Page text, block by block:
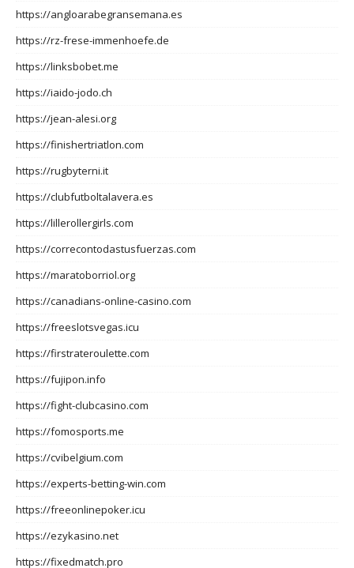
https://angloarabegransemana.es
https://rz-frese-immenhoefe.de
https://linksbobet.me
https://iaido-jodo.ch
https://jean-alesi.org
https://finishertriatlon.com
https://rugbyterni.it
https://clubfutboltalavera.es
https://lillerollergirls.com
https://correcontodastusfuerzas.com
https://maratoborriol.org
https://canadians-online-casino.com
https://freeslotsvegas.icu
https://firstrateroulette.com
https://fujipon.info
https://fight-clubcasino.com
https://fomosports.me
https://cvibelgium.com
https://experts-betting-win.com
https://freeonlinepoker.icu
https://ezykasino.net
https://fixedmatch.pro